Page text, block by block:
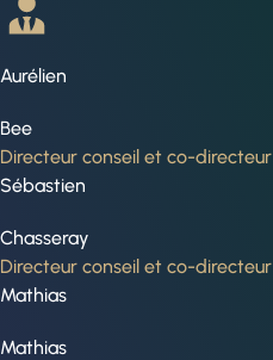
Aurélien
Bee
Directeur conseil et co-directeur
Sébastien
Chasseray
Directeur conseil et co-directeur
Mathias
Mathias